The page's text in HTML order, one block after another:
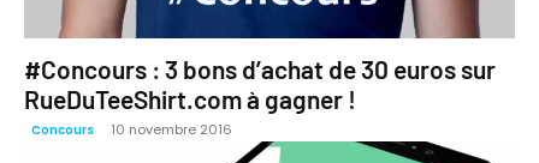
#Concours : 3 bons d’achat de 30 euros sur
RueDuTeeShirt.com à gagner !
Concours 10 novembre 2016